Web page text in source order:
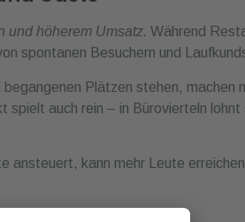
und höherem Umsatz. Während
spontanen Besuchern und
Plätzen stehen, machen
spielt auch rein – in Bürovierteln
ansteuert, kann mehr Leute